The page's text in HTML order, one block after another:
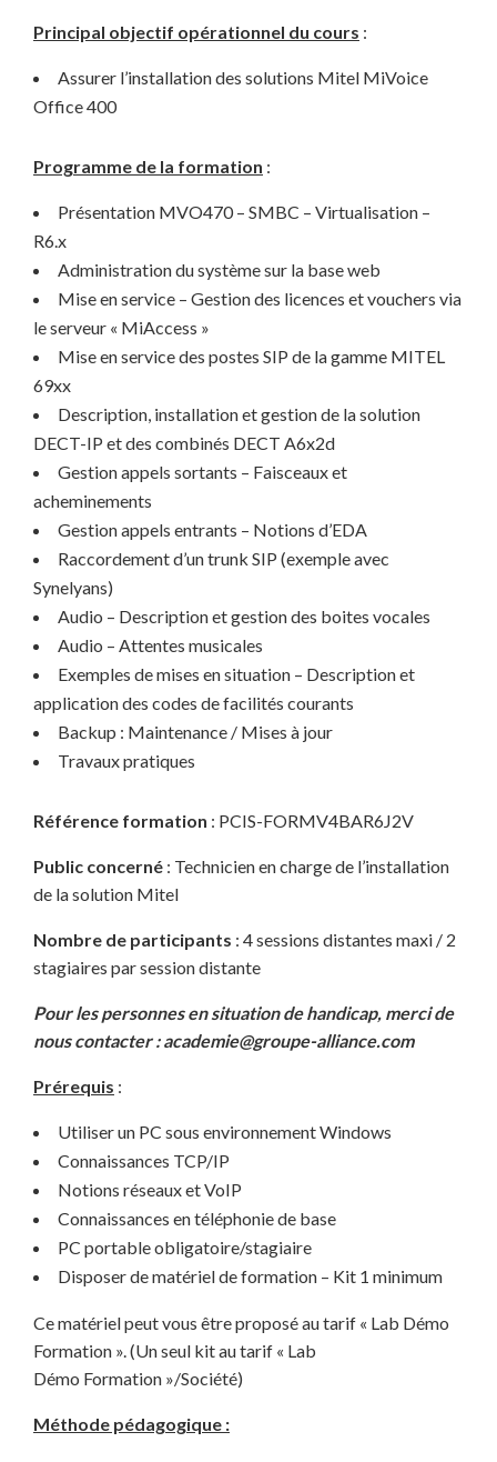
Principal objectif opérationnel du cours :
Assurer l’installation des solutions Mitel MiVoice
Office 400
Programme de la formation :
Présentation MVO470 – SMBC – Virtualisation –
R6.x
Administration du système sur la base web
Mise en service – Gestion des licences et vouchers via
le serveur « MiAccess »
Mise en service des postes SIP de la gamme MITEL
69xx
Description, installation et gestion de la solution
DECT-IP et des combinés DECT A6x2d
Gestion appels sortants – Faisceaux et
acheminements
Gestion appels entrants – Notions d’EDA
Raccordement d’un trunk SIP (exemple avec
Synelyans)
Audio – Description et gestion des boites vocales
Audio – Attentes musicales
Exemples de mises en situation – Description et
application des codes de facilités courants
Backup : Maintenance / Mises à jour
Travaux pratiques
Référence formation : PCIS-FORMV4BAR6J2V
Public concerné : Technicien en charge de l’installation
de la solution Mitel
Nombre de participants : 4 sessions distantes maxi / 2
stagiaires par session distante
Pour les personnes en situation de handicap, merci de
nous contacter : academie@groupe-alliance.com
Prérequis :
Utiliser un PC sous environnement Windows
Connaissances TCP/IP
Notions réseaux et VoIP
Connaissances en téléphonie de base
PC portable obligatoire/stagiaire
Disposer de matériel de formation – Kit 1 minimum
Ce matériel peut vous être proposé au tarif « Lab Démo
Formation ». (Un seul kit au tarif « Lab
Démo Formation »/Société)
Méthode pédagogique :